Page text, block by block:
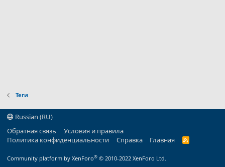
Теги
Russian (RU)
Обратная связь
Условия и правила
Политика конфиденциальности
Справка Главная
R
Community platform by XenForo® © 2010-2022 XenForo Ltd.